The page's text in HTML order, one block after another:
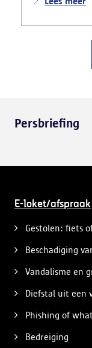
Persbriefing
E-loket/afspraak
Gestolen: fiets
Beschadiging
Vandalisme en
Diefstal uit een
Phishing of
Bedreiging